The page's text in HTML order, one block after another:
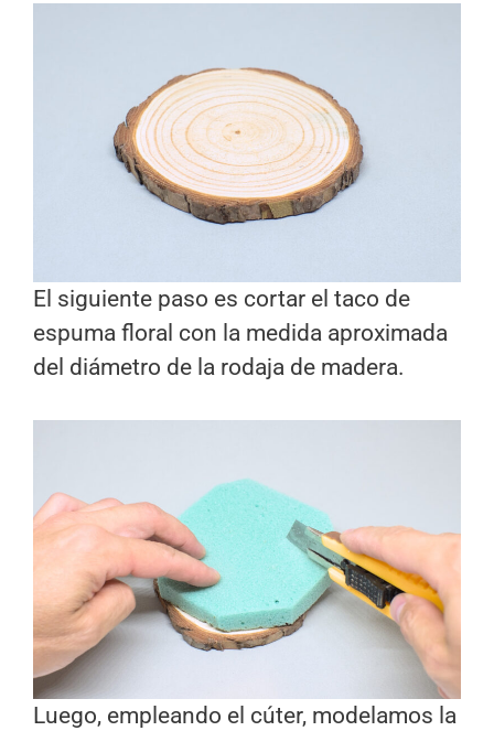
El siguiente paso es cortar el taco de
espuma floral con la medida aproximada
del diámetro de la rodaja de madera.
Luego, empleando el cúter, modelamos la